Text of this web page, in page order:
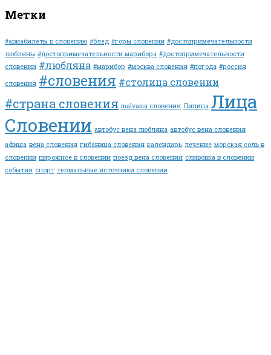
Метки
#авиабилеты в словению #блед #горы словении #достопримечательности
любляны #достопримечательности марибора #достопримечательности
словении #любляна #марибор #москва словения #погода #россия
словения #словения #столица словении
#страна словения malvasia словения Липица Лица
Словении автобус вена любляна автобус вена словения
афиша вена словения гибаница словения календарь лечение морская соль в
словении пирожное в словении поезд вена словения сливовка в словении
события спорт термальные источники словении